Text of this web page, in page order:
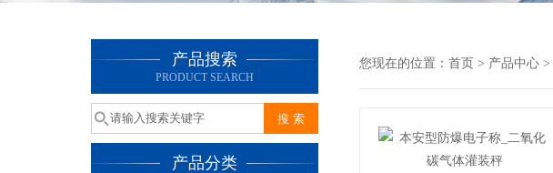
产品搜索
PRODUCT SEARCH
产品分类
您现在的位置： 首页 > 产品中心 >